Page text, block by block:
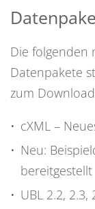
Die folgenden
Datenpakete
zum
cXML –
Neu:
bereitgestellt
UBL 2.2, 2.3,